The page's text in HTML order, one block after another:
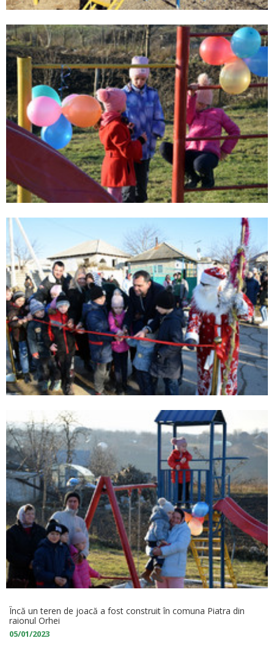
Încă un teren de joacă a fost construit în comuna Piatra din
raionul Orhei
05/01/2023